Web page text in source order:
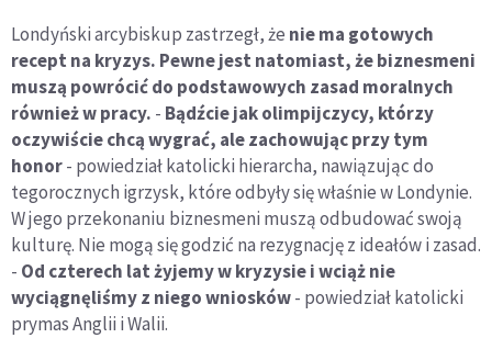
Londyński arcybiskup zastrzegł, że nie ma gotowych
recept na kryzys. Pewne jest natomiast, że biznesmeni
muszą powrócić do podstawowych zasad moralnych
również w pracy. - Bądźcie jak olimpijczycy, którzy
oczywiście chcą wygrać, ale zachowując przy tym
honor- powiedział katolicki hierarcha, nawiązując do
tegorocznych igrzysk, które odbyły się właśnie w Londynie.
W jego przekonaniu biznesmeni muszą odbudować swoją
kulturę. Nie mogą się godzić na rezygnację z ideałów i zasad.
- Od czterech lat żyjemy w kryzysie i wciąż nie
wyciągnęliśmy z niego wniosków- powiedział katolicki
prymas Anglii i Walii.